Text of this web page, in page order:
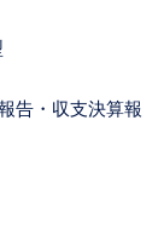
告・収支決算報